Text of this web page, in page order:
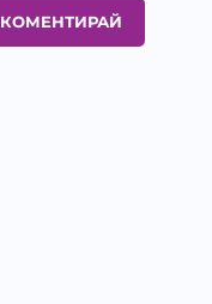
КОМЕНТИРАЙ